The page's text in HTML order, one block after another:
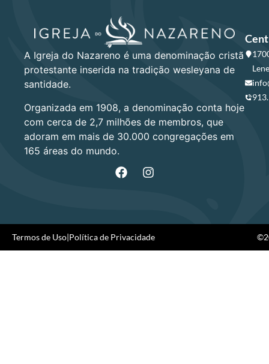
A Igreja do Nazareno é uma denominação cristã
protestante inserida na tradição wesleyana de
santidade.
Organizada em 1908, a denominação conta hoje
com cerca de 2,7 milhões de membros, que
adoram em mais de 30.000 congregações em
165 áreas do mundo.
Termos de Uso|Política de Privacidade